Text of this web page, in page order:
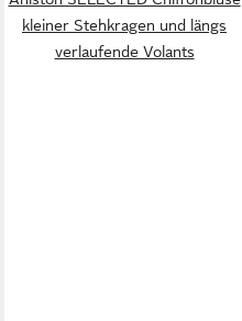
kleiner Stehkragen und längs
verlaufende Volants